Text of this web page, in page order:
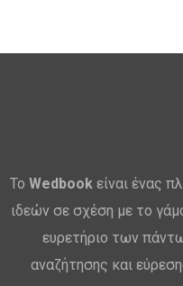
Το Wedbook είναι ένας
ιδεών σε σχέση με το
ευρετήριο των
αναζήτησης και